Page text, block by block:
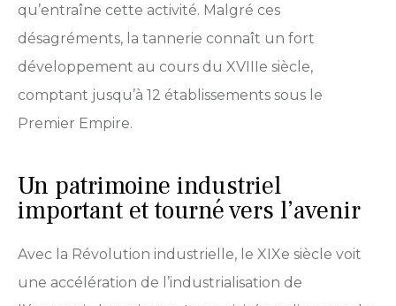
qu’entraîne cette activité. Malgré ces
désagréments, la tannerie connaît un fort
développement au cours du XVIIIe siècle,
comptant jusqu’à 12 établissements sous le
Premier Empire.
Un patrimoine industriel
important et tourné vers l’avenir
Avec la Révolution industrielle, le XIXe siècle voit
une accélération de l’industrialisation de